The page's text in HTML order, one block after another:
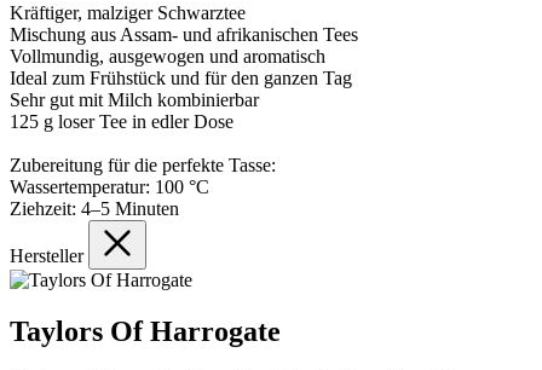
Kräftiger, malziger Schwarztee
Mischung aus Assam- und afrikanischen Tees
Vollmundig, ausgewogen und aromatisch
Ideal zum Frühstück und für den ganzen Tag
Sehr gut mit Milch kombinierbar
125 g loser Tee in edler Dose
Zubereitung für die perfekte Tasse:
Wassertemperatur: 100 °C
Ziehzeit: 4–5 Minuten
Hersteller
Taylors Of Harrogate